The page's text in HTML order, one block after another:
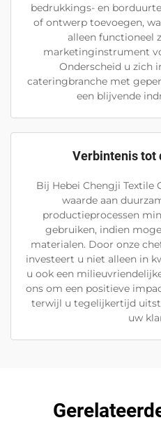
bedrukkings- en
of ontwerp toevoegen,
alleen functioneel
marketinginstrument
Onderscheid u zich
cateringbranche met
een blijvende
Verbintenis tot
Bij Hebei Chengji Textile
waarde aan
productieprocessen
gebruiken, indien
materialen. Door onze
investeert u niet alleen in
u ook een
ons om een positieve
terwijl u tegelijkertijd
uw